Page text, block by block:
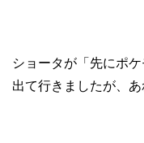
ショータが「先にポ
出て行きましたが、